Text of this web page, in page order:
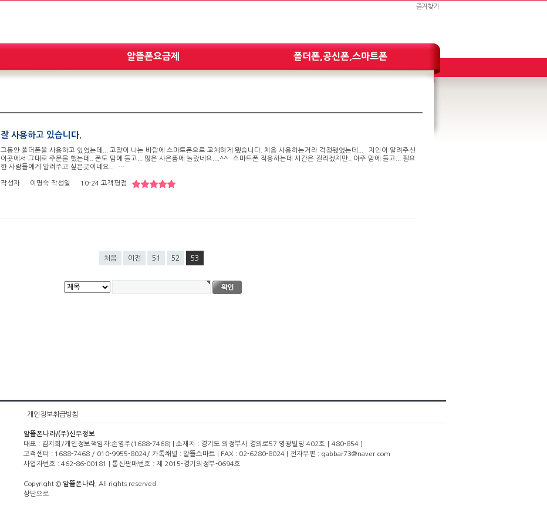
즐겨찾기
잘 사용하고 있습니다.
그동안 폴더폰을 사용하고 있었는데... 고장이 나는 바람에 스마트폰으로 교체하게 됐습니다. 처음 사용하는거라 걱정됐었는데... 지인이 알려주신
이곳에서 그대로 주문을 했는데.. 폰도 맘에 들고... 많은 사은품에 놀랐네요....^^ 스마트폰 적응하는데 시간은 걸리겠지만.. 아주 맘에 들고... 필요
한 사람들에게 알려주고 싶은곳이네요.. …
작성자 이명숙 작성일 10-24 고객평점
처음 이전 51 52 53
개인정보취급방침
알뜰폰나라/(주)신우정보
대표 : 김지희/개인정보책임자:손영주(1688-7468) | 소재지 : 경기도 의정부시 경의로57 영광빌딩 402호 [ 480-854 ]
고객센터 : 1688-7468 / 010-9955-8024/ 카톡채널 : 알뜰스마트 | FAX : 02-6280-8024 | 전자우편 : gabbar73@naver.com
사업자번호 : 462-86-00181 | 통신판매번호 : 제 2015-경기의정부-0694호
Copyright © 알뜰폰나라. All rights reserved.
상단으로